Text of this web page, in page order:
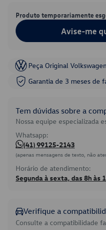
Produto temporariamente
Avise-me
Peça Original Volkswagen
Garantia de 3 meses de
Tem dúvidas sobre a
Nossa equipe especializada
Whatsapp:
(41) 99125-2143
(apenas mensagens de texto, não
Horário de atendimento:
Segunda à sexta, das 8h às
Verifique a
Consulte a compatibilidade